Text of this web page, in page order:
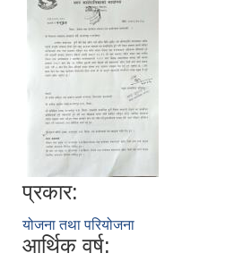
प्रकार:
योजना तथा परियोजना
आर्थिक वर्ष: